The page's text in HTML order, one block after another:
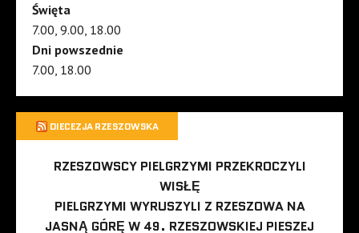
Święta
7.00, 9.00, 18.00
Dni powszednie
7.00, 18.00
DIECEZJA RZESZOWSKA
RZESZOWSCY PIELGRZYMI PRZEKROCZYLI
WISŁĘ
PIELGRZYMI WYRUSZYLI Z RZESZOWA NA
JASNĄ GÓRĘ W 49. RZESZOWSKIEJ PIESZEJ